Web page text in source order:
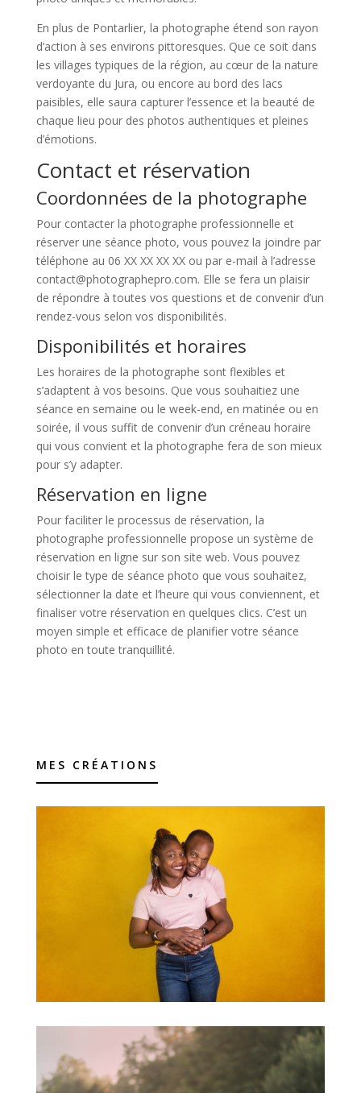
En plus de Pontarlier, la photographe étend son rayon
d’action à ses environs pittoresques. Que ce soit dans
les villages typiques de la région, au cœur de la nature
verdoyante du Jura, ou encore au bord des lacs
paisibles, elle saura capturer l’essence et la beauté de
chaque lieu pour des photos authentiques et pleines
d’émotions.
Contact et réservation
Coordonnées de la photographe
Pour contacter la photographe professionnelle et
réserver une séance photo, vous pouvez la joindre par
téléphone au 06 XX XX XX XX ou par e-mail à l’adresse
contact@photographepro.com. Elle se fera un plaisir
de répondre à toutes vos questions et de convenir d’un
rendez-vous selon vos disponibilités.
Disponibilités et horaires
Les horaires de la photographe sont flexibles et
s’adaptent à vos besoins. Que vous souhaitiez une
séance en semaine ou le week-end, en matinée ou en
soirée, il vous suffit de convenir d’un créneau horaire
qui vous convient et la photographe fera de son mieux
pour s’y adapter.
Réservation en ligne
Pour faciliter le processus de réservation, la
photographe professionnelle propose un système de
réservation en ligne sur son site web. Vous pouvez
choisir le type de séance photo que vous souhaitez,
sélectionner la date et l’heure qui vous conviennent, et
finaliser votre réservation en quelques clics. C’est un
moyen simple et efficace de planifier votre séance
photo en toute tranquillité.
MES CRÉATIONS